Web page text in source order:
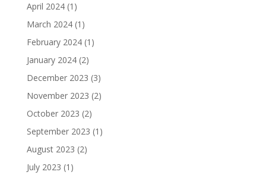
April 2024(1)
March 2024(1)
February 2024(1)
January 2024(2)
December 2023 (3)
November 2023 (2)
October 2023 (2)
September 2023 (1)
August 2023 (2)
July 2023 (1)